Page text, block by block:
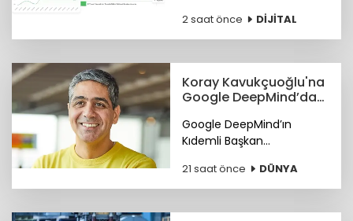
Dönüşüm" kategorisinde
birincilik ödülüne layık
2 saat önce DİJİTAL
Koray Kavukçuoğlu'na
Google DeepMind’da
Google DeepMind’ın
Kıdemli Başkan
bilim insanı Koray
Kavukçuoğlu getirildi.
21 saat önce DÜNYA